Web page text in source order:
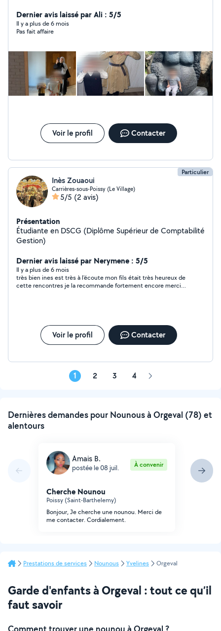
Dernier avis laissé par Ali : 5/5
Il y a plus de 6 mois
Pas fait affaire
Voir le profil Contacter
Particulier
Inès Zouaoui
Carrières-sous-Poissy (Le Village)
5/5 (2 avis)
Présentation
Étudiante en DSCG (Diplôme Supérieur de Comptabilité
Gestion)
Dernier avis laissé par Nerymene : 5/5
Il y a plus de 6 mois
très bien ines est très à l'écoute mon fils était très heureux de
cette rencontres je la recommande fortement encore merci
Voir le profil Contacter
1 2 3 4 Page
Dernières demandes pour Nounous à Orgeval (78) et
alentours
Amais B.
postée le 08 juil. À convenir
Cherche Nounou
Poissy (Saint-Barthelemy)
Bonjour, Je cherche une nounou. Merci de
me contacter. Cordialement.
Prestations de services Nounous Yvelines Orgeval
Garde d'enfants à Orgeval : tout ce qu’il
faut savoir